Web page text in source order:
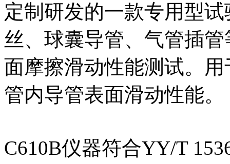
定制研发的一款专用型
丝、球囊导管、气管插
面摩擦滑动性能测试。
管内导管表面滑动性能。
C610B仪器符合YY/T